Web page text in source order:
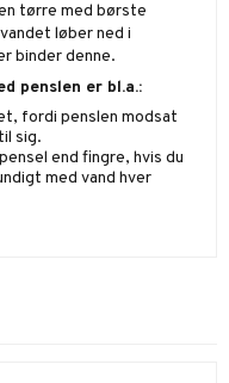
tørre med børste
løber ned i
binder denne.
penslen er bl.a.:
fordi penslen modsat
sig.
end fingre, hvis du
med vand hver